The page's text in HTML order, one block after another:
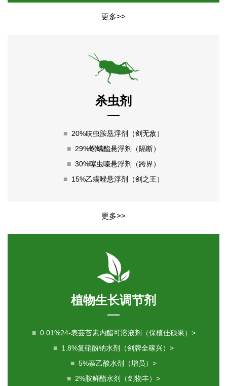
更多>>
杀虫剂
■ 20%呋虫胺悬浮剂（剑无敌）
■ 29%螺螨酯悬浮剂（隔断）
■ 30%噻虫嗪悬浮剂（跨界）
■ 15%乙螨唑悬浮剂（剑之王）
更多>>
植物生长调节剂
■ 0.01%24-表芸苔素内酯可溶液剂（保植佳硕果）>
■ 1.8%复硝酚钠水剂（剑牌全稼兴）>
■ 5%萘乙酸水剂（增员）>
■ 2%胺鲜酯水剂（剑物丰）>